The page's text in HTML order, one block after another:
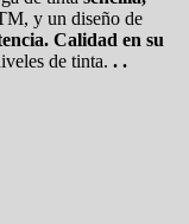
y un diseño de
Calidad en su
de tinta. . .